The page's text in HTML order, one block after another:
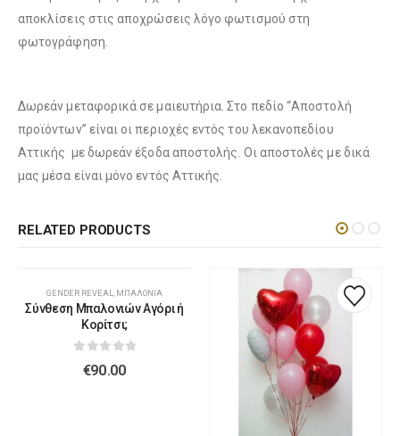
Λούτρινο Κόκκινο 45εκ(€37.00)
(€80.00)
Λούτρινο Γίγας 100-140εκ
Λούτρινο Ροζ 45εκ (€37.00)
Λούτρινο Λευκό 45εκ
αποκλίσεις στις αποχρώσεις λόγο φωτισμού στη
φωτογράφηση.
Δωρεάν μεταφορικά σε μαιευτήρια. Στο πεδίο “Αποστολή
προϊόντων” είναι οι περιοχές εντός του λεκανοπεδίου
Αττικής με δωρεάν έξοδα αποστολής. Οι αποστολές με δικά
μας μέσα είναι μόνο εντός Αττικής.
RELATED PRODUCTS
GENDER REVEAL, ΜΠΑΛΌΝΙΑ
Σύνθεση Μπαλονιών Αγόρι ή
Κορίτσι;
€90.00